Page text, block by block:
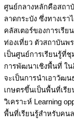
ศูนย์กลางหลักคือสถา
ลาดกระบัง ซึ่งทางเร
คลัสเตอร์ของการเรี
ท่องเที่ยว ตัวสถาบันพ
เป็นศูนย์การเรียนรู้ที่
การพัฒนาเชิงพื้นที่ ใน
จะเป็นการนำเอาวัฒ
เกษตรขึ้นเป็นพื้นที่เรี
วิเคราะห์ Learning
พื้นที่เรียนรู้สําหรับคน